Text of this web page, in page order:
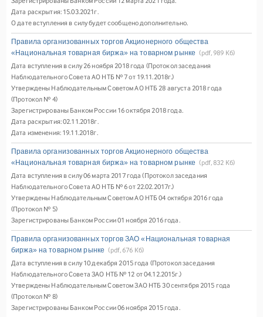
Дата раскрытия: 15.03.2021г.
О дате вступления в силу будет сообщено дополнительно.
Правила организованных торгов Акционерного общества
«Национальная товарная биржа» на товарном рынке (pdf, 989 Кб)
Дата вступления в силу 26 ноября 2018 года (Протокол заседания
Наблюдательного Совета АО НТБ № 7 от 19.11.2018г.)
Утверждены Наблюдательным Советом АО НТБ 28 августа 2018 года
(Протокол № 4)
Зарегистрированы Банком России 16 октября 2018 года.
Дата раскрытия: 02.11.2018г.
Дата изменения: 19.11.2018г.
Правила организованных торгов Акционерного общества
«Национальная товарная биржа» на товарном рынке (pdf, 832 Кб)
Дата вступления в силу 06 марта 2017 года (Протокол заседания
Наблюдательного Совета АО НТБ № 6 от 22.02.2017г.)
Утверждены Наблюдательным Советом АО НТБ 04 октября 2016 года
(Протокол № 5)
Зарегистрированы Банком России 01 ноября 2016 года.
Правила организованных торгов ЗАО «Национальная товарная
биржа» на товарном рынке (pdf, 676 Кб)
Дата вступления в силу 10 декабря 2015 года (Протокол заседания
Наблюдательного Совета ЗАО НТБ № 12 от 04.12.2015г.)
Утверждены Наблюдательным Советом ЗАО НТБ 30 сентября 2015 года
(Протокол № 8)
Зарегистрированы Банком России 06 ноября 2015 года.